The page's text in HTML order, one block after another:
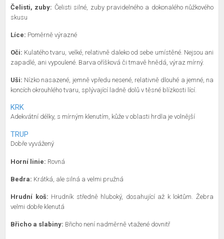
Čelisti, zuby: Čelisti silné, zuby pravidelného a dokonalého nůžkového
skusu
Líce: Poměrně výrazné
Oči: Kulatého tvaru, velké, relativně daleko od sebe umístěné. Nejsou ani
zapadlé, ani vypoulené. Barva oříšková či tmavě hnědá, výraz mírný.
Uši: Nízko nasazené, jemně vpředu nesené, relativně dlouhé a jemné, na
koncích okrouhlého tvaru, splývající ladně dolů v těsné blízkosti lící.
KRK
Adekvátní délky, s mírným klenutím, kůže v oblasti hrdla je volnější
TRUP
Dobře vyvážený
Horní linie: Rovná
Bedra: Krátká, ale silná a velmi pružná
Hrudní koš: Hrudník středně hluboký, dosahující až k loktům. Žebra
velmi dobře klenutá
Břicho a slabiny: Břicho není nadměrně vtažené dovnitř